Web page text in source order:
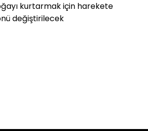
kurtarmak için harekete
değiştirilecek